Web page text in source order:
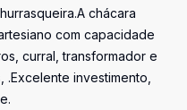
chácara
com capacidade
curral, transformador e
investimento,